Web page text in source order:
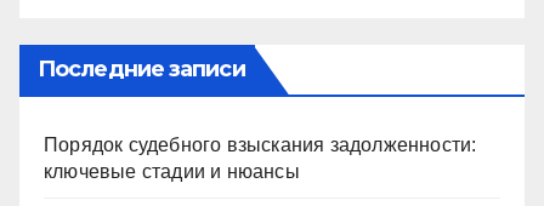
Последние записи
Порядок судебного взыскания задолженности:
ключевые стадии и нюансы